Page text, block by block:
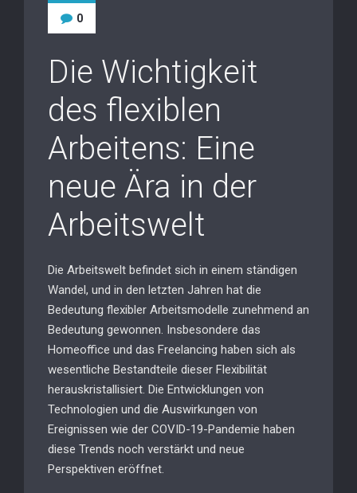
0
Die Wichtigkeit
des flexiblen
Arbeitens: Eine
neue Ära in der
Arbeitswelt
Die Arbeitswelt befindet sich in einem ständigen
Wandel, und in den letzten Jahren hat die
Bedeutung flexibler Arbeitsmodelle zunehmend an
Bedeutung gewonnen. Insbesondere das
Homeoffice und das Freelancing haben sich als
wesentliche Bestandteile dieser Flexibilität
herauskristallisiert. Die Entwicklungen von
Technologien und die Auswirkungen von
Ereignissen wie der COVID-19-Pandemie haben
diese Trends noch verstärkt und neue
Perspektiven eröffnet.